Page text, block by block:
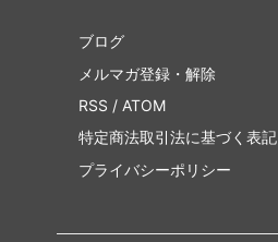
ブログ
メルマガ登録・解除
RSS / ATOM
特定商法取引法に基づく表記
プライバシーポリシー